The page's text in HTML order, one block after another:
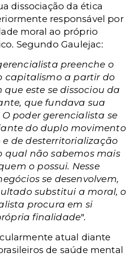
dissociação da ética
responsável por
moral ao próprio
Segundo Gaulejac:
preenche o
capitalismo a partir do
este se dissociou da
que fundava sua
poder gerencialista se
do duplo movimento
de desterritorialização
qual não sabemos mais
o possui. Nesse
se desenvolvem,
substitui a moral, o
procura em si
finalidade".
atual diante
de saúde mental